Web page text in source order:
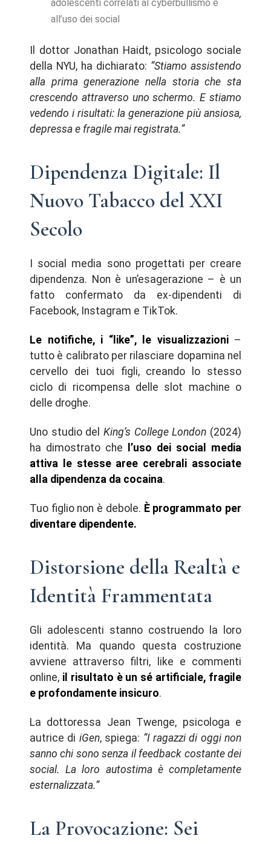
adolescenti correlati al cyberbullismo e
all’uso dei social
Il dottor Jonathan Haidt, psicologo sociale
della NYU, ha dichiarato: “Stiamo assistendo
alla prima generazione nella storia che sta
crescendo attraverso uno schermo. E stiamo
vedendo i risultati: la generazione più ansiosa,
depressa e fragile mai registrata.”
Dipendenza Digitale: Il
Nuovo Tabacco del XXI
Secolo
I social media sono progettati per creare
dipendenza. Non è un’esagerazione – è un
fatto confermato da ex-dipendenti di
Facebook, Instagram e TikTok.
Le notifiche, i “like”, le visualizzazioni–
tutto è calibrato per rilasciare dopamina nel
cervello dei tuoi figli, creando lo stesso
ciclo di ricompensa delle slot machine o
delle droghe.
Uno studio del King’s College London (2024)
ha dimostrato che
l’uso dei social media
attiva le stesse aree cerebrali associate
alla dipendenza da cocaina.
Tuo figlio non è debole. È programmato per
diventare dipendente.
Distorsione della Realtà e
Identità Frammentata
Gli adolescenti stanno costruendo la loro
identità. Ma quando questa costruzione
avviene attraverso filtri, like e commenti
online, il risultato è un sé artificiale, fragile
e profondamente insicuro.
La dottoressa Jean Twenge, psicologa e
autrice di iGen, spiega: “I ragazzi di oggi non
sanno chi sono senza il feedback costante dei
social. La loro autostima è completamente
esternalizzata.”
La Provocazione: Sei